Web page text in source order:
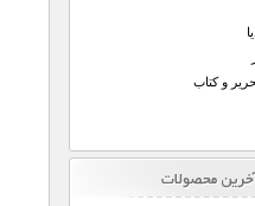
و کتاب